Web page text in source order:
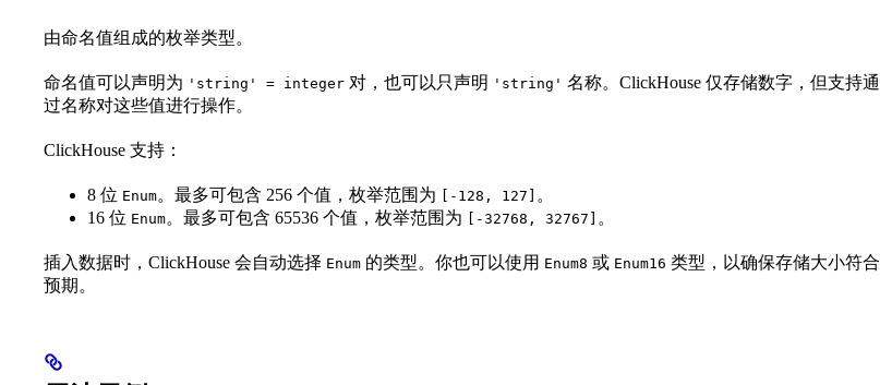
由命名值组成的枚举类型。
命名值可以声明为 'string' = integer 对，也可以只声明 'string' 名称。ClickHouse 仅存储数字，但支持通
过名称对这些值进行操作。
ClickHouse 支持：
8 位 Enum。最多可包含 256 个值，枚举范围为 [-128, 127] 。
16 位 Enum。最多可包含 65536 个值，枚举范围为 [-32768, 32767] 。
插入数据时，ClickHouse 会自动选择 Enum 的类型。你也可以使用 Enum8 或 Enum16 类型，以确保存储大小符合
预期。